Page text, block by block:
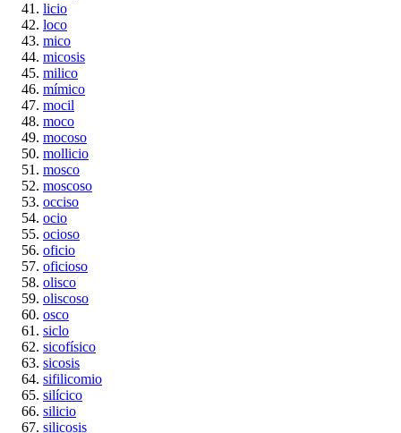
licio
loco
mico
micosis
milico
mímico
mocil
moco
mocoso
mollicio
mosco
moscoso
occiso
ocio
ocioso
oficio
oficioso
olisco
oliscoso
osco
siclo
sicofísico
sicosis
sifilicomio
silícico
silicio
silicosis